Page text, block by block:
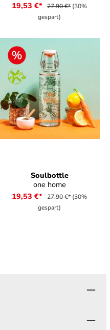
19,53 €* 27,90 €* (30%
gespart)
Soulbottle
one home
19,53 €* 27,90 €* (30%
gespart)